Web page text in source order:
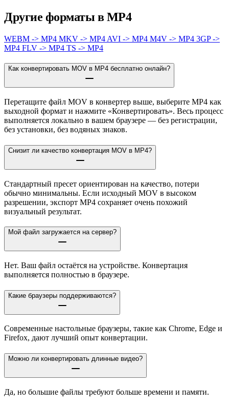
Другие форматы в MP4
WEBM -> MP4 MKV -> MP4 AVI -> MP4 M4V -> MP4 3GP ->
MP4 FLV -> MP4 TS -> MP4
Как конвертировать MOV в MP4 бесплатно онлайн?
Перетащите файл MOV в конвертер выше, выберите MP4 как
выходной формат и нажмите «Конвертировать». Весь процесс
выполняется локально в вашем браузере — без регистрации,
без установки, без водяных знаков.
Снизит ли качество конвертация MOV в MP4?
Стандартный пресет ориентирован на качество, потери
обычно минимальны. Если исходный MOV в высоком
разрешении, экспорт MP4 сохраняет очень похожий
визуальный результат.
Мой файл загружается на сервер?
Нет. Ваш файл остаётся на устройстве. Конвертация
выполняется полностью в браузере.
Какие браузеры поддерживаются?
Современные настольные браузеры, такие как Chrome, Edge и
Firefox, дают лучший опыт конвертации.
Можно ли конвертировать длинные видео?
Да, но большие файлы требуют больше времени и памяти.